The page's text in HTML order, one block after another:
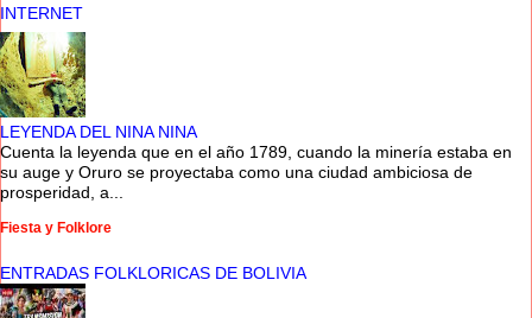
INTERNET
LEYENDA DEL NINA NINA
Cuenta la leyenda que en el año 1789, cuando la minería estaba en
su auge y Oruro se proyectaba como una ciudad ambiciosa de
prosperidad, a...
Fiesta y Folklore
ENTRADAS FOLKLORICAS DE BOLIVIA